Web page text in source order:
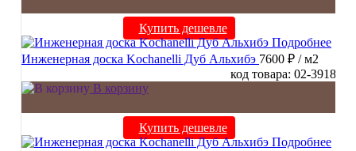
Купить дешевле
Подробнее
Инженерная доска Kochanelli Дуб Альхибэ 7600 ₽ / м2
код товара: 02-3918
В корзину
Купить дешевле
Подробнее